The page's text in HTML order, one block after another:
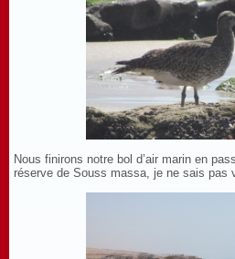
Nous finirons notre bol d’air marin en
réserve de Souss massa, je ne sais